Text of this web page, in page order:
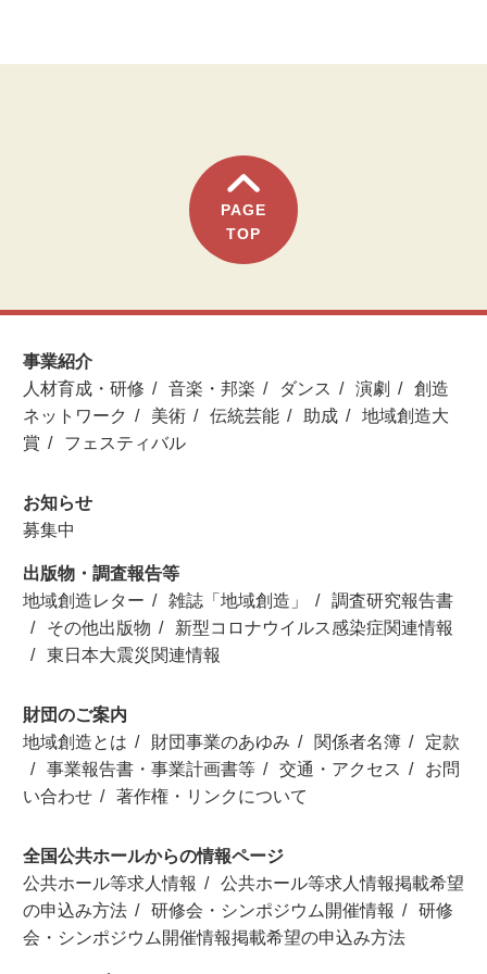
PAGE
TOP
事業紹介
人材育成・研修
音楽・邦楽 ダンス 演劇
創造
ネットワーク
美術 伝統芸能 助成
地域創造大
賞
フェスティバル
お知らせ
募集中
出版物・調査報告等
地域創造レター
雑誌「地域創造」
調査研究報告書
その他出版物
新型コロナウイルス感染症関連情報
東日本大震災関連情報
財団のご案内
地域創造とは
財団事業のあゆみ 関係者名簿
定款
事業報告書・事業計画書等
交通・アクセス
お問
い合わせ
著作権・リンクについて
全国公共ホールからの情報ページ
公共ホール等求人情報
公共ホール等求人情報掲載希望
の申込み方法
研修会・シンポジウム開催情報
研修
会・シンポジウム開催情報掲載希望の申込み方法